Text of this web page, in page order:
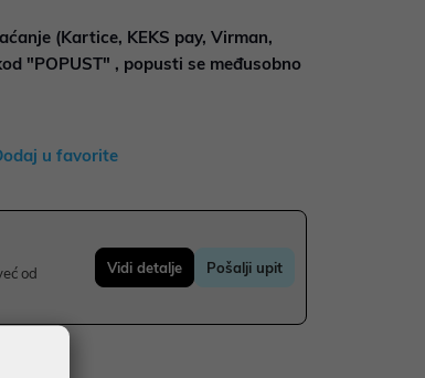
(Kartice, KEKS pay, Virman,
"POPUST" , popusti se međusobno
u favorite
od Vidi detalje Pošalji upit